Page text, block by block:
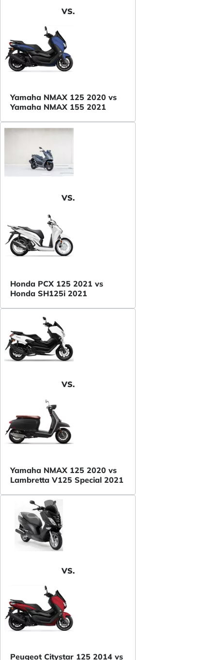
VS.
Yamaha NMAX 125 2020 vs
Yamaha NMAX 155 2021
VS.
Honda PCX 125 2021 vs
Honda SH125i 2021
VS.
Yamaha NMAX 125 2020 vs
Lambretta V125 Special 2021
VS.
Peugeot Citystar 125 2014 vs